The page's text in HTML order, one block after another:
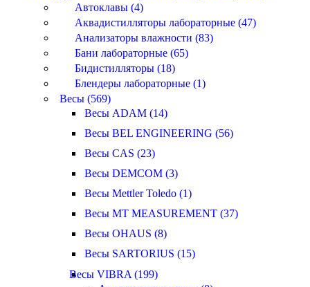
Автоклавы (4)
Аквадистилляторы лабораторные (47)
Анализаторы влажности (83)
Бани лабораторные (65)
Бидистилляторы (18)
Блендеры лабораторные (1)
Весы (569)
Весы ADAM (14)
Весы BEL ENGINEERING (56)
Весы CAS (23)
Весы DEMCOM (3)
Весы Mettler Toledo (1)
Весы MT MEASUREMENT (37)
Весы OHAUS (8)
Весы SARTORIUS (15)
Весы VIBRA (199)